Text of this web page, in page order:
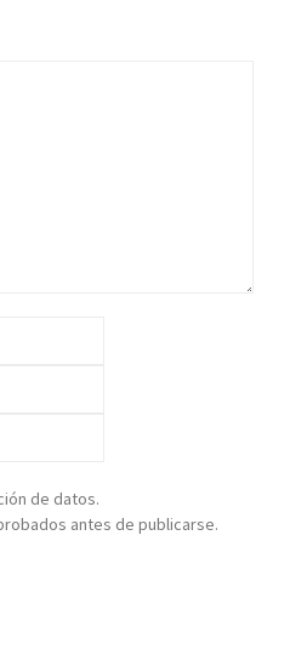
de datos.
antes de publicarse.